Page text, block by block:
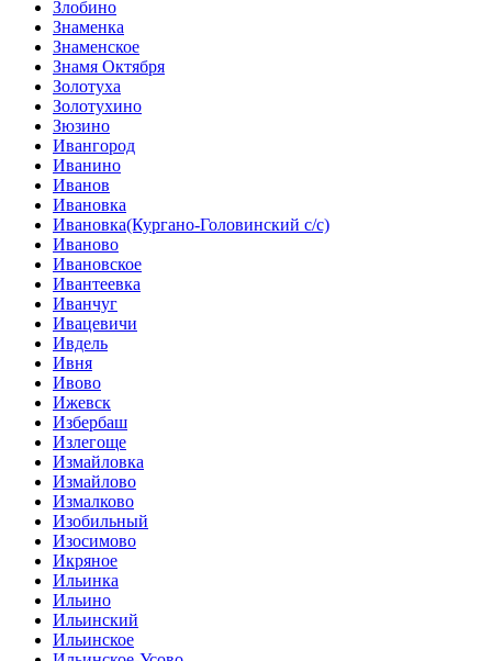
Злобино
Знаменка
Знаменское
Знамя Октября
Золотуха
Золотухино
Зюзино
Ивангород
Иванино
Иванов
Ивановка
Ивановка(Кургано-Головинский с/с)
Иваново
Ивановское
Ивантеевка
Иванчуг
Ивацевичи
Ивдель
Ивня
Ивово
Ижевск
Избербаш
Излегоще
Измайловка
Измайлово
Измалково
Изобильный
Изосимово
Икряное
Ильинка
Ильино
Ильинский
Ильинское